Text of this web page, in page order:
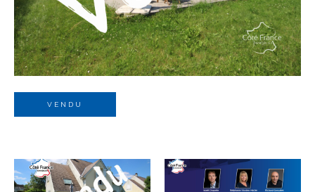
VENDU
Surface
Surface
Pièces
Référence
AFFINER LES CRITÈRES